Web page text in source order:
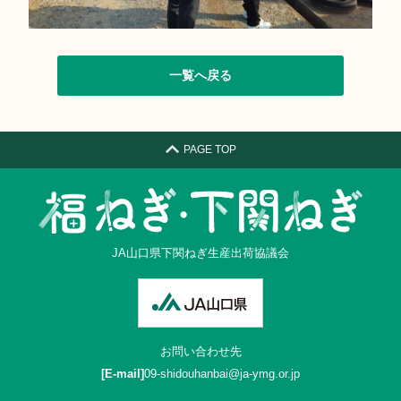
一覧へ戻る
PAGE TOP
JA山口県下関ねぎ生産出荷協議会
お問い合わせ先
[E-mail]09-shidouhanbai@ja-ymg.or.jp